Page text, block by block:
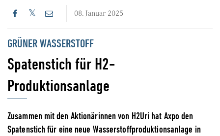
08. Januar 2025
GRÜNER WASSERSTOFF
Spatenstich für H2-
Produktionsanlage
Zusammen mit den Aktionärinnen von H2Uri hat Axpo den
Spatenstich für eine neue Wasserstoffproduktionsanlage in